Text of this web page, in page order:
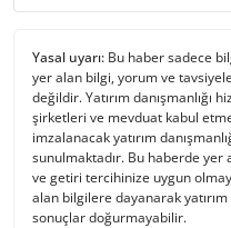
Yasal uyarı: Bu haber sadece
yer alan bilgi, yorum ve
değildir. Yatırım danışmanlığı
şirketleri ve mevduat kabul
imzalanacak yatırım
sunulmaktadır. Bu haberde
ve getiri tercihinize uygun
alan bilgilere dayanarak
sonuçlar doğurmayabilir.